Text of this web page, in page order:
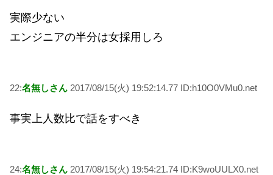
実際少ない
エンジニアの半分は女採用しろ
22:名無しさん 2017/08/15(火) 19:52:14.77 ID:h10O0VMu0.net
事実上人数比で話をすべき
24:名無しさん 2017/08/15(火) 19:54:21.74 ID:K9woUULX0.net